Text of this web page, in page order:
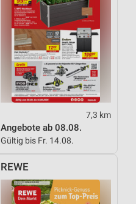
7,3 km
Angebote ab 08.08.
Gültig bis Fr. 14.08.
REWE